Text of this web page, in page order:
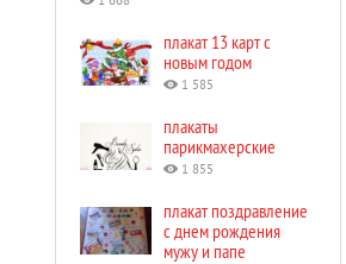
плакат 13 карт с
новым годом
1 585
плакаты
парикмахерские
1 855
плакат поздравление
с днем рождения
мужу и папе